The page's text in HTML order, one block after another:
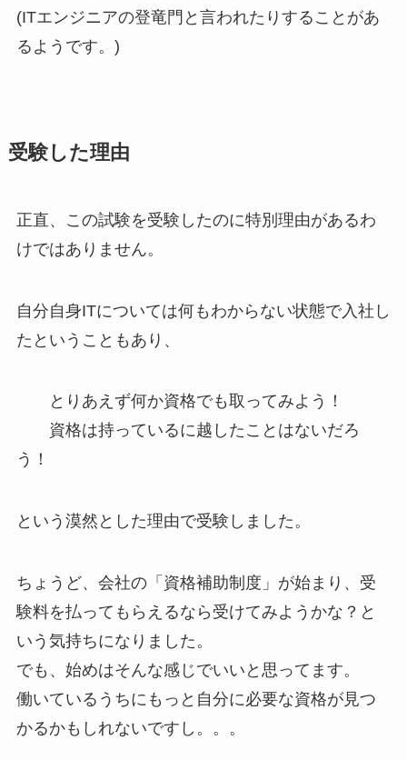
(ITエンジニアの登竜門と言われたりすることがあ
るようです。)
受験した理由
正直、この試験を受験したのに特別理由があるわ
けではありません。
自分自身ITについては何もわからない状態で入社し
たということもあり、
とりあえず何か資格でも取ってみよう！
資格は持っているに越したことはないだろ
う！
という漠然とした理由で受験しました。
ちょうど、会社の「資格補助制度」が始まり、受
験料を払ってもらえるなら受けてみようかな？と
いう気持ちになりました。
でも、始めはそんな感じでいいと思ってます。
働いているうちにもっと自分に必要な資格が見つ
かるかもしれないですし。。。